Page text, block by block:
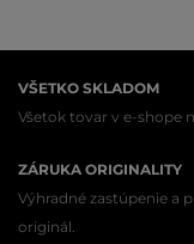
VŠETKO SKLADOM
Všetok tovar v e-shope
ZÁRUKA ORIGINALITY
Výhradné zastúpenie a
originál.